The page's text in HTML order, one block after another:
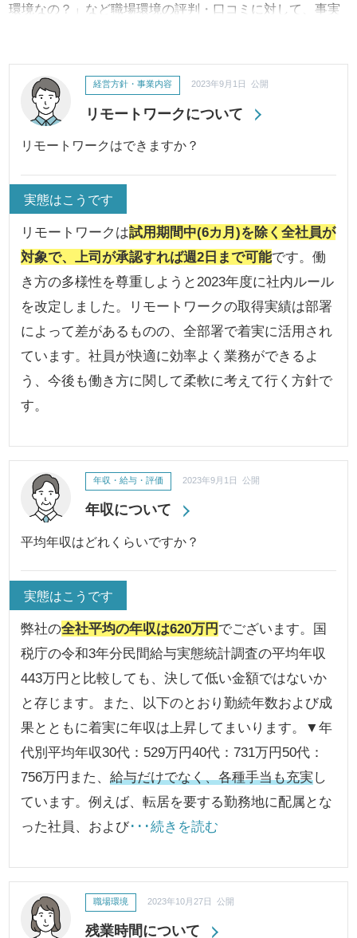
環境なの？」など職場環境の評判・口コミに対して、事実
リモートワークについて
経営方針・事業内容 2023年9月1日 公開
リモートワークはできますか？
実態はこうです
リモートワークは試用期間中(6カ月)を除く全社員が
対象で、上司が承認すれば週2日まで可能です。働
き方の多様性を尊重しようと2023年度に社内ルール
を改定しました。リモートワークの取得実績は部署
によって差があるものの、全部署で着実に活用され
ています。社員が快適に効率よく業務ができるよ
う、今後も働き方に関して柔軟に考えて行く方針で
す。
年収について
年収・給与・評価 2023年9月1日 公開
平均年収はどれくらいですか？
実態はこうです
弊社の全社平均の年収は620万円 でございます。国
税庁の令和3年分民間給与実態統計調査の平均年収
443万円と比較しても、決して低い金額ではないか
と存じます。また、以下のとおり勤続年数および成
果とともに着実に年収は上昇してまいります。▼年
代別平均年収30代：529万円40代：731万円50代：
756万円また、給与だけでなく、各種手当も充実し
ています。例えば、転居を要する勤務地に配属とな
った社員、および･･･続きを読む
残業時間について
職場環境 2023年10月27日 公開